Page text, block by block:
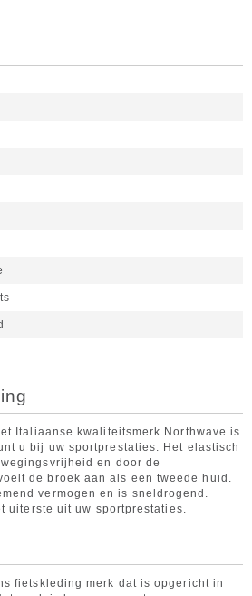
Italiaanse kwaliteitsmerk Northwave is
u bij uw sportprestaties. Het elastisch
en door de
de broek aan als een tweede huid.
vermogen en is sneldrogend.
uiterste uit uw sportprestaties.
fietskleding merk dat is opgericht in